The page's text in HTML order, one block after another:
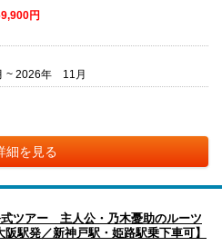
円
~ 2026年 11月
細を見る
式ツアー 主人公・乃木憂助のルーツ
駅発／新神戸駅・姫路駅乗下車可】